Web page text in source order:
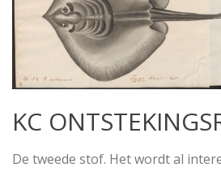
KC
De tweede stof. Het wordt al